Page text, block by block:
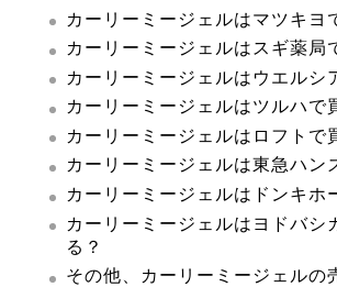
カーリーミージェルはマツキヨ
カーリーミージェルはスギ薬局
カーリーミージェルはウエルシ
カーリーミージェルはツルハで
カーリーミージェルはロフトで
カーリーミージェルは東急ハン
カーリーミージェルはドンキホ
カーリーミージェルはヨドバシ
る？
その他、カーリーミージェルの